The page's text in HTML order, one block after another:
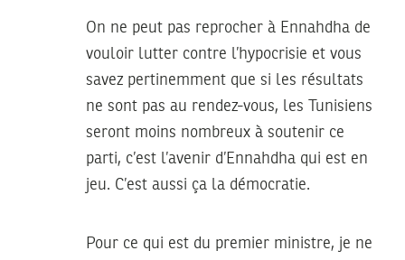
On ne peut pas reprocher à Ennahdha de
vouloir lutter contre l’hypocrisie et vous
savez pertinemment que si les résultats
ne sont pas au rendez-vous, les Tunisiens
seront moins nombreux à soutenir ce
parti, c’est l’avenir d’Ennahdha qui est en
jeu. C’est aussi ça la démocratie.
Pour ce qui est du premier ministre, je ne